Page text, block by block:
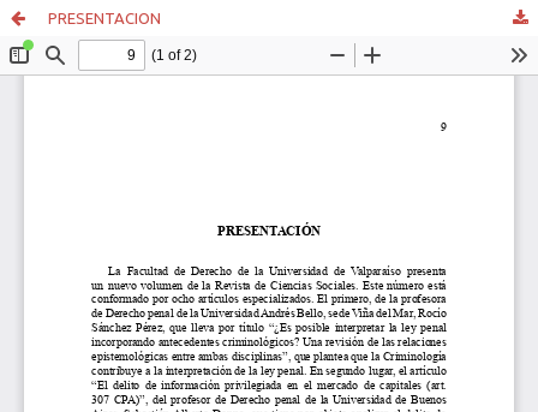
PRESENTACION